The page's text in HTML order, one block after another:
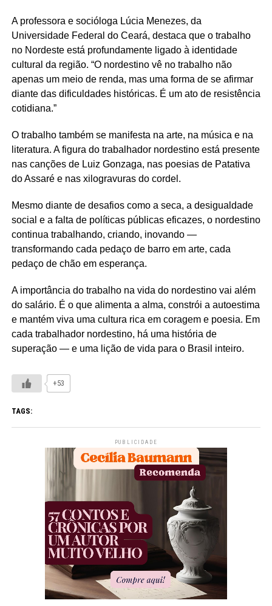
A professora e socióloga Lúcia Menezes, da
Universidade Federal do Ceará, destaca que o trabalho
no Nordeste está profundamente ligado à identidade
cultural da região. “O nordestino vê no trabalho não
apenas um meio de renda, mas uma forma de se afirmar
diante das dificuldades históricas. É um ato de resistência
cotidiana.”
O trabalho também se manifesta na arte, na música e na
literatura. A figura do trabalhador nordestino está presente
nas canções de Luiz Gonzaga, nas poesias de Patativa
do Assaré e nas xilogravuras do cordel.
Mesmo diante de desafios como a seca, a desigualdade
social e a falta de políticas públicas eficazes, o nordestino
continua trabalhando, criando, inovando —
transformando cada pedaço de barro em arte, cada
pedaço de chão em esperança.
A importância do trabalho na vida do nordestino vai além
do salário. É o que alimenta a alma, constrói a autoestima
e mantém viva uma cultura rica em coragem e poesia. Em
cada trabalhador nordestino, há uma história de
superação — e uma lição de vida para o Brasil inteiro.
+53
TAGS:
PUBLICIDADE